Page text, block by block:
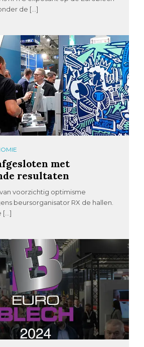
de […]
met
resultaten
voorzichtig optimisme
beursorganisator RX de hallen.
[…]